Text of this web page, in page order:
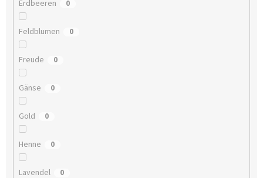
Erdbeeren 0
Feldblumen 0
Freude 0
Gänse 0
Gold 0
Henne 0
Lavendel 0